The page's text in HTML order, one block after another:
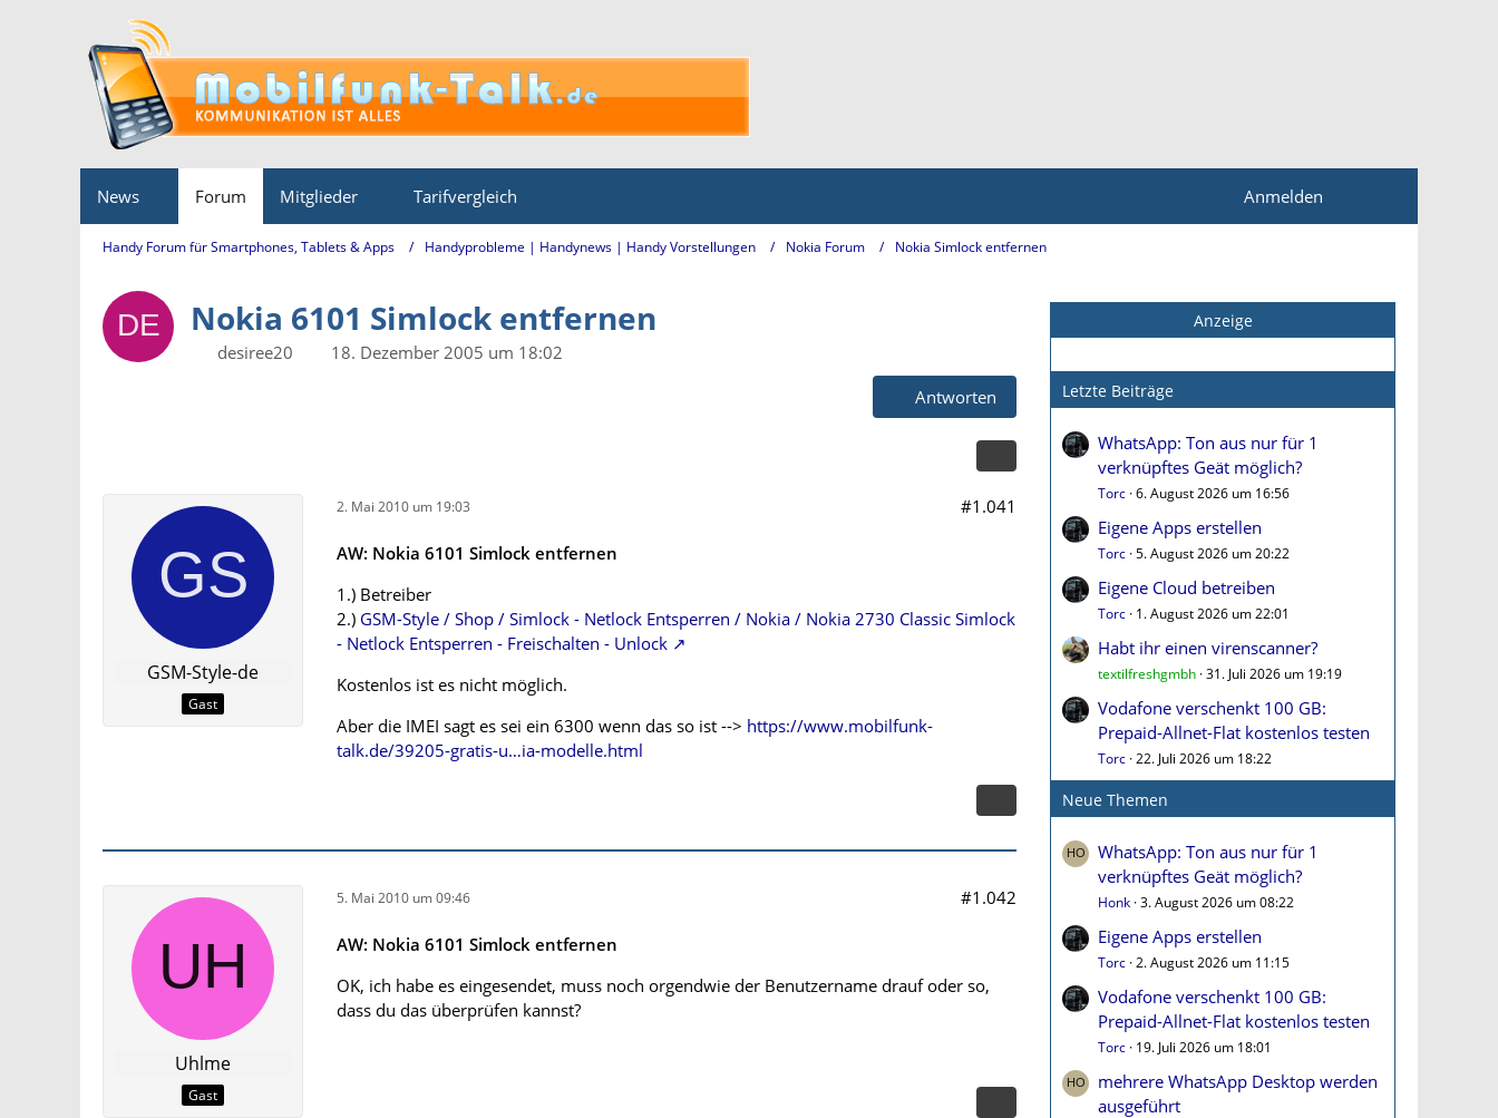
News Forum Mitglieder Tarifvergleich Anmelden
Handy Forum für Smartphones, Tablets & Apps Handyprobleme | Handynews | Handy Vorstellungen Nokia Forum Nokia Simlock entfernen
Nokia 6101 Simlock entfernen
desiree20
18. Dezember 2005 um 18:02
Antworten
GSM-Style-de
Gast
2. Mai 2010 um 19:03 #1.041
AW: Nokia 6101 Simlock entfernen
1.) Betreiber
2.) GSM-Style / Shop / Simlock - Netlock Entsperren / Nokia / Nokia 2730 Classic Simlock
- Netlock Entsperren - Freischalten - Unlock
Kostenlos ist es nicht möglich.
Aber die IMEI sagt es sei ein 6300 wenn das so ist --> https://www.mobilfunk-
talk.de/39205-gratis-u…ia-modelle.html
Uhlme
Gast
5. Mai 2010 um 09:46 #1.042
AW: Nokia 6101 Simlock entfernen
OK, ich habe es eingesendet, muss noch orgendwie der Benutzername drauf oder so,
dass du das überprüfen kannst?
Anzeige
Letzte Beiträge
WhatsApp: Ton aus nur für 1
verknüpftes Geät möglich?
Torc 6. August 2026 um 16:56
Eigene Apps erstellen
Torc 5. August 2026 um 20:22
Eigene Cloud betreiben
Torc 1. August 2026 um 22:01
Habt ihr einen virenscanner?
textilfreshgmbh 31. Juli 2026 um 19:19
Vodafone verschenkt 100 GB:
Prepaid-Allnet-Flat kostenlos testen
Torc 22. Juli 2026 um 18:22
Neue Themen
WhatsApp: Ton aus nur für 1
verknüpftes Geät möglich?
Honk 3. August 2026 um 08:22
Eigene Apps erstellen
Torc 2. August 2026 um 11:15
Vodafone verschenkt 100 GB:
Prepaid-Allnet-Flat kostenlos testen
Torc 19. Juli 2026 um 18:01
mehrere WhatsApp Desktop werden
ausgeführt